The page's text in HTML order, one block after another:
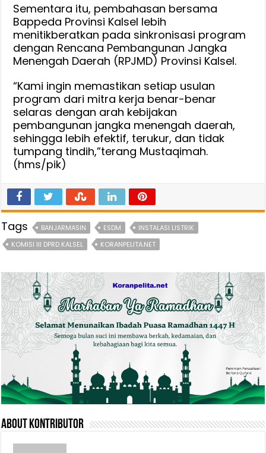
Sementara itu, pembahasan bersama
Bappeda Provinsi Kalsel lebih
menitikberatkan pada sinkronisasi program
dengan Rencana Pembangunan Jangka
Menengah Daerah (RPJMD) Provinsi Kalsel.
“Kami ingin memastikan setiap usulan
program dari mitra kerja benar-benar
selaras dengan arah kebijakan
pembangunan jangka menengah daerah,
sehingga lebih efektif, terukur, dan tidak
tumpang tindih,”terang Mustaqimah.
(hms/pik)
Tags BANJARMASIN ESDM
INSTALASI LISTRIK
KOMISI III DPRD KALSEL
KORANPELITA.NET
About Kontributor